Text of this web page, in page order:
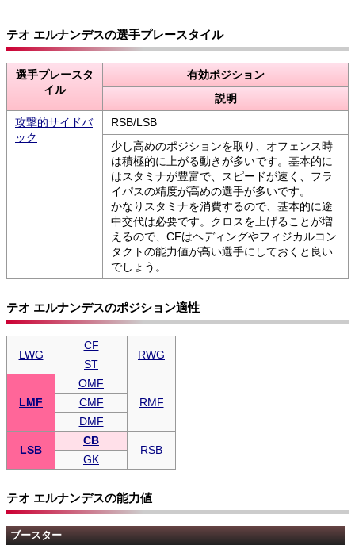
テオ エルナンデスの選手プレースタイル
選手プレースタ
イル
有効ポジション
説明
攻撃的サイドバ
ック
RSB/LSB
少し高めのポジションを取り、オフェンス時
は積極的に上がる動きが多いです。基本的に
はスタミナが豊富で、スピードが速く、フラ
イパスの精度が高めの選手が多いです。
かなりスタミナを消費するので、基本的に途
中交代は必要です。クロスを上げることが増
えるので、CFはヘディングやフィジカルコン
タクトの能力値が高い選手にしておくと良い
でしょう。
テオ エルナンデスのポジション適性
LWG
CF
RWG
ST
LMF
OMF
RMF
CMF
DMF
LSB
CB
RSB
GK
テオ エルナンデスの能力値
ブースター